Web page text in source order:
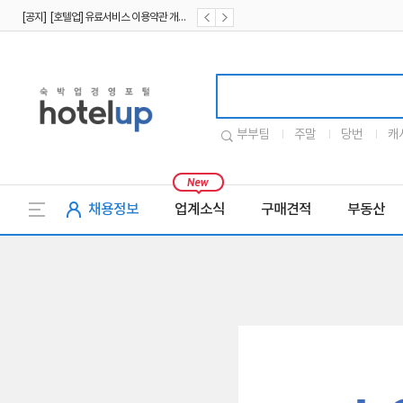
[공지] [호텔업] 유료서비스 이용약관 개정본2 (19.09.02)
부부팀 주말 당번 캐
채용정보 업계소식 구매견적 부동산